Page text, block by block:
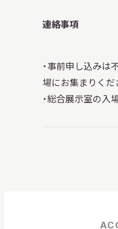
連絡事項
・事前申し込みは
場にお集まりくだ
・総合展示室の入